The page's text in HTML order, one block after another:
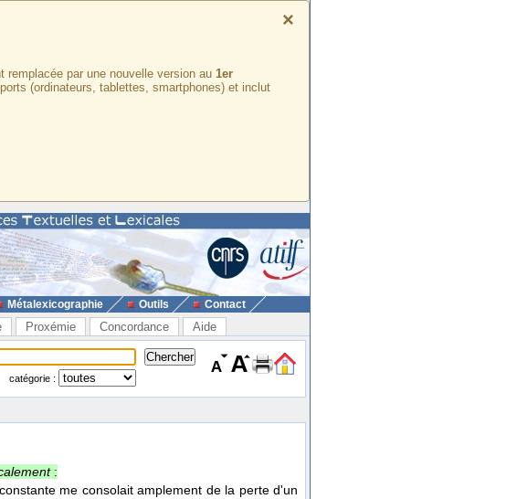
×
par une nouvelle version au 1er
(ordinateurs, tablettes, smartphones) et inclut
Métalexicographie Outils Contact
Proxémie Concordance Aide
catégorie :
:
constante me consolait amplement de la perte d'un